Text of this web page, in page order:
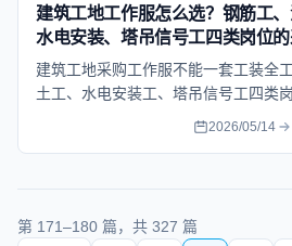
建筑工地工作服怎么选？钢筋工、
水电安装、塔吊信号工四类岗位
建筑工地采购工作服不能一套工装全
土工、水电安装工、塔吊信号工四类
反光和便携工具位要求各不相同，本
2026/05/14
第 171–180 篇，共 327 篇